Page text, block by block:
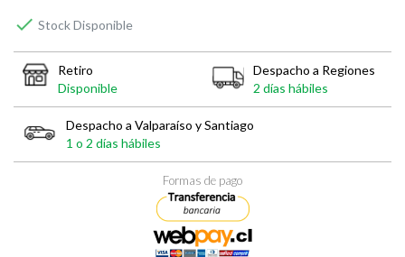
 Stock Disponible
Retiro
Disponible
Despacho a Regiones
2 días hábiles
Despacho a Valparaíso y Santiago
1 o 2 días hábiles
Formas de pago